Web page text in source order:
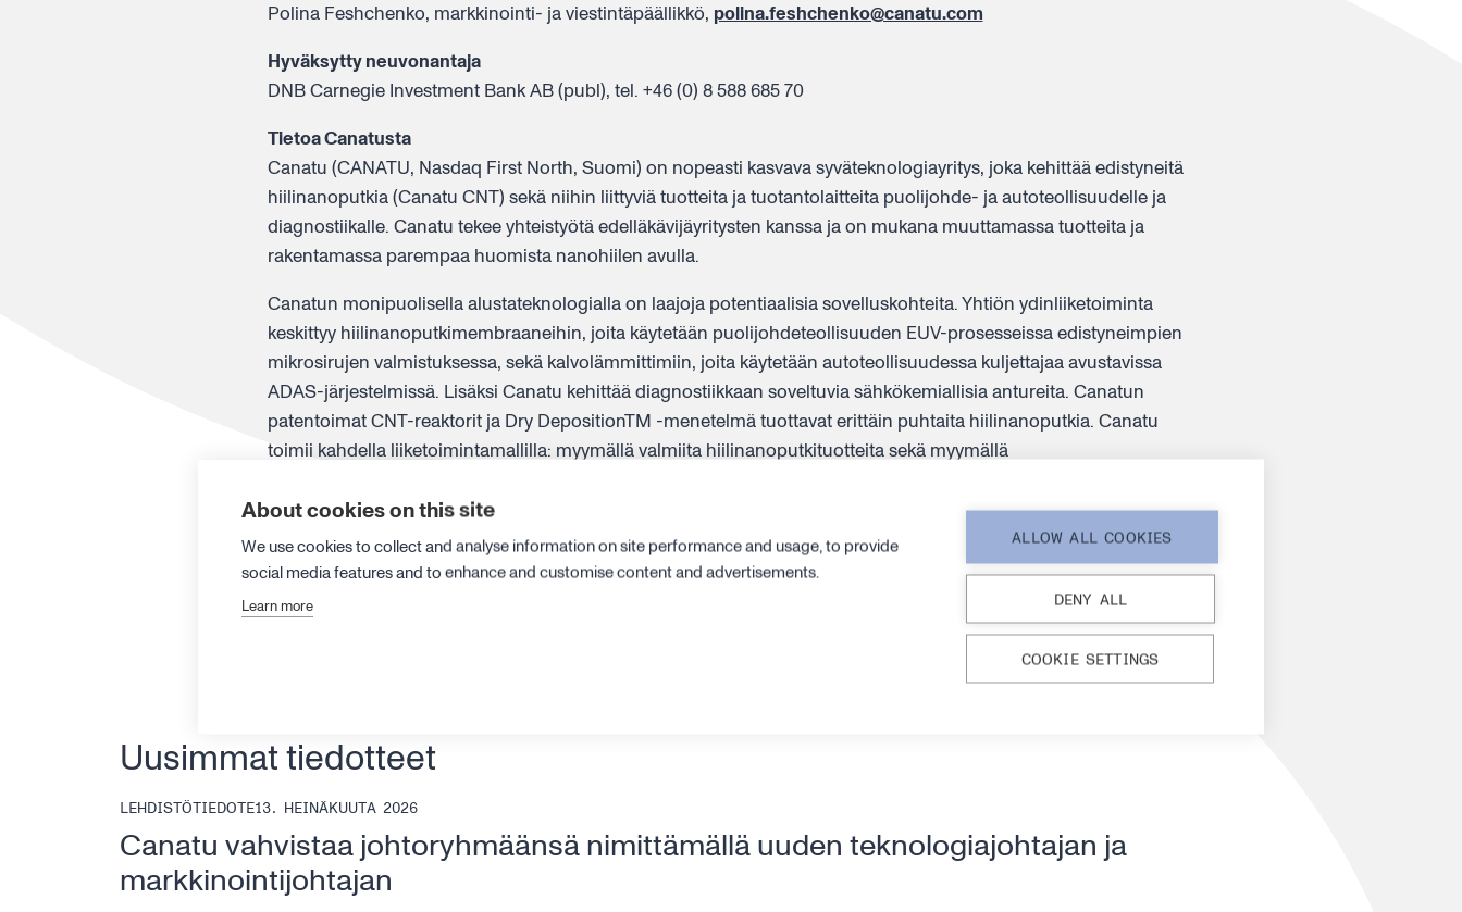
Polina Feshchenko, markkinointi- ja viestintäpäällikkö, polina.feshchenko@canatu.com
Hyväksytty neuvonantaja
DNB Carnegie Investment Bank AB (publ), tel. +46 (0) 8 588 685 70
Tietoa Canatusta
Canatu (CANATU, Nasdaq First North, Suomi) on nopeasti kasvava syväteknologiayritys, joka kehittää edistyneitä
hiilinanoputkia (Canatu CNT) sekä niihin liittyviä tuotteita ja tuotantolaitteita puolijohde- ja autoteollisuudelle ja
diagnostiikalle. Canatu tekee yhteistyötä edelläkävijäyritysten kanssa ja on mukana muuttamassa tuotteita ja
rakentamassa parempaa huomista nanohiilen avulla.
Canatun monipuolisella alustateknologialla on laajoja potentiaalisia sovelluskohteita. Yhtiön ydinliiketoiminta
keskittyy hiilinanoputkimembraaneihin, joita käytetään puolijohdeteollisuuden EUV-prosesseissa edistyneimpien
mikrosirujen valmistuksessa, sekä kalvolämmittimiin, joita käytetään autoteollisuudessa kuljettajaa avustavissa
ADAS-järjestelmissä. Lisäksi Canatu kehittää diagnostiikkaan soveltuvia sähkökemiallisia antureita. Canatun
patentoimat CNT-reaktorit ja Dry DepositionTM -menetelmä tuottavat erittäin puhtaita hiilinanoputkia. Canatu
toimii kahdella liiketoimintamallilla: myymällä valmiita hiilinanoputkituotteita sekä myymällä
hiilinanoputkituotteita itse rajoitetulla lisenssillä.
Canatun pääkonttori sijaitsee Suomessa, ja yritys toimii myös Yhdysvalloissa, Japanissa ja Taiwanissa. Canatu
perustettiin vuonna 2004 Aalto-yliopiston nanomateriaaliryhmän spin-off-yrityksenä. Canatulla on tällä hetkellä
145 kokoaikaista työntekijää, jotka edustavat yli 35 eri kansallisuutta ja joista lähes 20 prosentilla on tohtorin
Uusimmat tiedotteet
LEHDISTÖTIEDOTE13. HEINÄKUUTA 2026
Canatu vahvistaa johtoryhmäänsä nimittämällä uuden teknologiajohtajan ja
markkinointijohtajan
About cookies on this site
We use cookies to collect and analyse information on site performance and usage, to provide
social media features and to enhance and customise content and advertisements.
Learn more
ALLOW ALL COOKIES
DENY ALL
COOKIE SETTINGS